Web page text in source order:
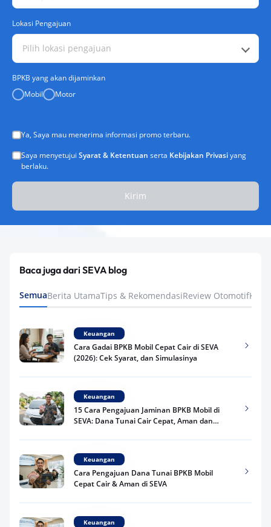
Lokasi Pengajuan
Pilih lokasi pengajuan
BPKB yang akan dijaminkan
Mobil
Motor
Ya, Saya mau menerima informasi promo terbaru.
Saya menyetujui Syarat & Ketentuan serta Kebijakan Privasiyang
berlaku.
Kirim
Baca juga dari SEVA blog
SemuaBerita UtamaTips & RekomendasiReview Otomotif
Keuangan
Cara Gadai BPKB Mobil Cepat Cair di SEVA
(2026): Cek Syarat, dan Simulasinya
Keuangan
15 Cara Pengajuan Jaminan BPKB Mobil di
SEVA: Dana Tunai Cair Cepat, Aman dan
Keuangan
Cara Pengajuan Dana Tunai BPKB Mobil
Cepat Cair & Aman di SEVA
Keuangan